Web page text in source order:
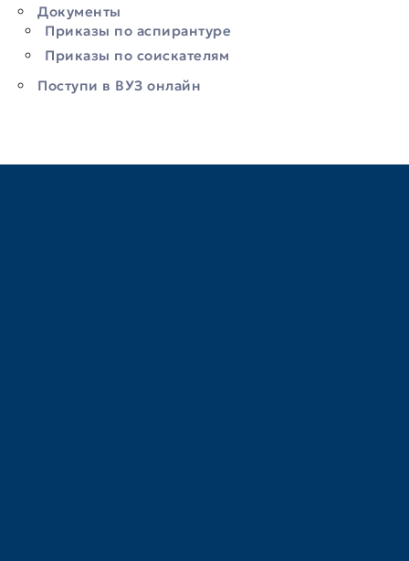
Документы
Приказы по аспирантуре
Приказы по соискателям
Поступи в ВУЗ онлайн